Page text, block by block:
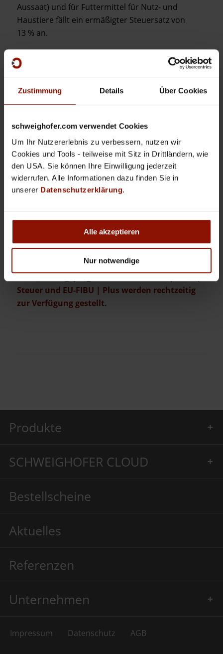
Zustimmung Details Über Cookies
schweighofer.com verwendet Cookies
Um Ihr Nutzererlebnis zu verbessern, nutzen wir
Cookies und Tools - teilweise mit Sitz in Drittländern, wie
den USA. Sie können Ihre Einwilligung jederzeit
widerrufen. Alle Informationen dazu finden Sie in
unserer Datenschutzerklärung.
Alle akzeptieren
Nur notwendige
Aussaat) und für Futtermittel für Nutz- und
Haustiere fällt ein ermäßigter Steuersatz von
13 % an.
Wie Sie die Änderung des Steuersatzes in
BUCHHALTER und HAUS-MANAGER selbst
durchführen können, lesen Sie hier nach:
ANLEITUNG ANLAGE DES NEUEN
STEUERSATZES
Die nötigen Updates inklusive aller
notwendigen Änderungen hinsichtlich der
Steueranpassung für unsere
BuchhaltungsprogrammeWin1A-FIBU | Profi |
Steuerund EU-FIBU | Plus werden rechtzeitig
zur Verfügung gestellt.
Produkte
SCHWEIGHOFER CLOUD
Bestellscheine
Aktuelles
Referenzen
Unternehmen
Impressum Datenschutz AGB